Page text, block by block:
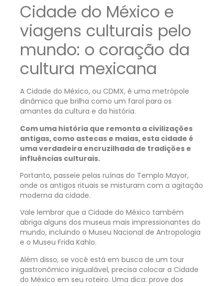
Cidade do México e
viagens culturais pelo
mundo: o coração da
cultura mexicana
A Cidade do México, ou CDMX, é uma metrópole
dinâmica que brilha como um farol para os
amantes da cultura e da história.
Com uma história que remonta a civilizações
antigas, como astecas e maias, esta cidade é
uma verdadeira encruzilhada de tradições e
influências culturais.
Portanto, passeie pelas ruínas do Templo Mayor,
onde os antigos rituais se misturam com a agitação
moderna da cidade.
Vale lembrar que a Cidade do México também
abriga alguns dos museus mais impressionantes do
mundo, incluindo o Museu Nacional de Antropologia
e o Museu Frida Kahlo.
Além disso, se você está em busca de um tour
gastronômico inigualável, precisa colocar a Cidade
do México em seu roteiro. Uma dica: prove dos